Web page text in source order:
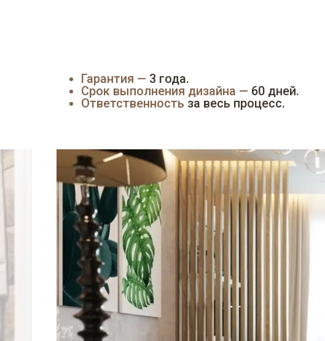
Гарантия — 3 года.
Срок выполнения дизайна — 60 дней.
Ответственность за весь процесс.